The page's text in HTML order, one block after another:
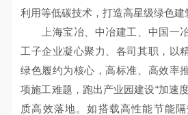
利用等低碳技术，打造高星级绿色建
上海宝冶、中冶建工、中国一
工子企业凝心聚力、各司其职，以
绿色履约为核心，高标准、高效率
项施工难题，跑出产业园建设“加速
质高效落地。如搭载高性能节能